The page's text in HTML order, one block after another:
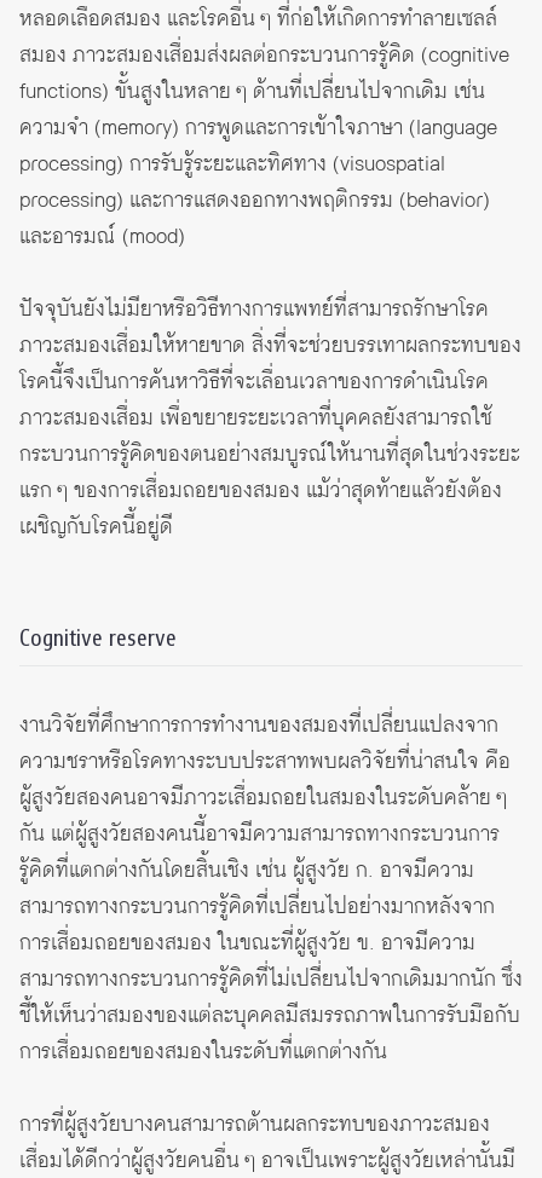
หลอดเลือดสมอง และโรคอื่น ๆ ที่ก่อให้เกิดการทำลายเซลล์
สมอง ภาวะสมองเสื่อมส่งผลต่อกระบวนการรู้คิด (cognitive
functions) ขั้นสูงในหลาย ๆ ด้านที่เปลี่ยนไปจากเดิม เช่น
ความจำ (memory) การพูดและการเข้าใจภาษา (language
processing) การรับรู้ระยะและทิศทาง (visuospatial
processing) และการแสดงออกทางพฤติกรรม (behavior)
และอารมณ์ (mood)
ปัจจุบันยังไม่มียาหรือวิธีทางการแพทย์ที่สามารถรักษาโรค
ภาวะสมองเสื่อมให้หายขาด สิ่งที่จะช่วยบรรเทาผลกระทบของ
โรคนี้จึงเป็นการค้นหาวิธีที่จะเลื่อนเวลาของการดำเนินโรค
ภาวะสมองเสื่อม เพื่อขยายระยะเวลาที่บุคคลยังสามารถใช้
กระบวนการรู้คิดของตนอย่างสมบูรณ์ให้นานที่สุดในช่วงระยะ
แรก ๆ ของการเสื่อมถอยของสมอง แม้ว่าสุดท้ายแล้วยังต้อง
เผชิญกับโรคนี้อยู่ดี
Cognitive reserve
งานวิจัยที่ศึกษาการการทำงานของสมองที่เปลี่ยนแปลงจาก
ความชราหรือโรคทางระบบประสาทพบผลวิจัยที่น่าสนใจ คือ
ผู้สูงวัยสองคนอาจมีภาวะเสื่อมถอยในสมองในระดับคล้าย ๆ
กัน แต่ผู้สูงวัยสองคนนี้อาจมีความสามารถทางกระบวนการ
รู้คิดที่แตกต่างกันโดยสิ้นเชิง เช่น ผู้สูงวัย ก. อาจมีความ
สามารถทางกระบวนการรู้คิดที่เปลี่ยนไปอย่างมากหลังจาก
การเสื่อมถอยของสมอง ในขณะที่ผู้สูงวัย ข. อาจมีความ
สามารถทางกระบวนการรู้คิดที่ไม่เปลี่ยนไปจากเดิมมากนัก ซึ่ง
ชี้ให้เห็นว่าสมองของแต่ละบุคคลมีสมรรถภาพในการรับมือกับ
การเสื่อมถอยของสมองในระดับที่แตกต่างกัน
การที่ผู้สูงวัยบางคนสามารถต้านผลกระทบของภาวะสมอง
เสื่อมได้ดีกว่าผู้สูงวัยคนอื่น ๆ อาจเป็นเพราะผู้สูงวัยเหล่านั้นมี